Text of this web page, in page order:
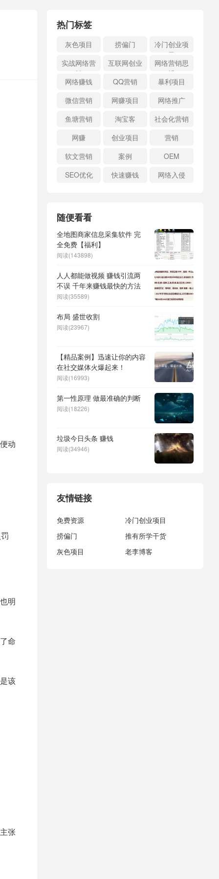
动
明
命
该
张
热门标签
灰色项目 捞偏门
冷门创业项
目
实战网络营
销
互联网创业
网络营销思
维
网络赚钱
QQ营销
暴利项目
微信营销
网赚项目
网络推广
鱼塘营销
淘宝客
社会化营销
网赚
创业项目
营销
软文营销
案例
OEM
SEO优化
快速赚钱 网络入侵
随便看看
全地图商家信息采集软件 完
全免费【福利】
阅读(143898)
人人都能做视频 赚钱引流两
不误 千年来赚钱最快的方法
阅读(35589)
布局 盛世收割
阅读(23967)
【精品案例】迅速让你的内容
在社交媒体火爆起来！
阅读(16993)
第一性原理 做最准确的判断
阅读(18226)
垃圾今日头条 赚钱
阅读(34946)
友情链接
免费资源
冷门创业项目
捞偏门
推有所学干货
灰色项目
老李博客